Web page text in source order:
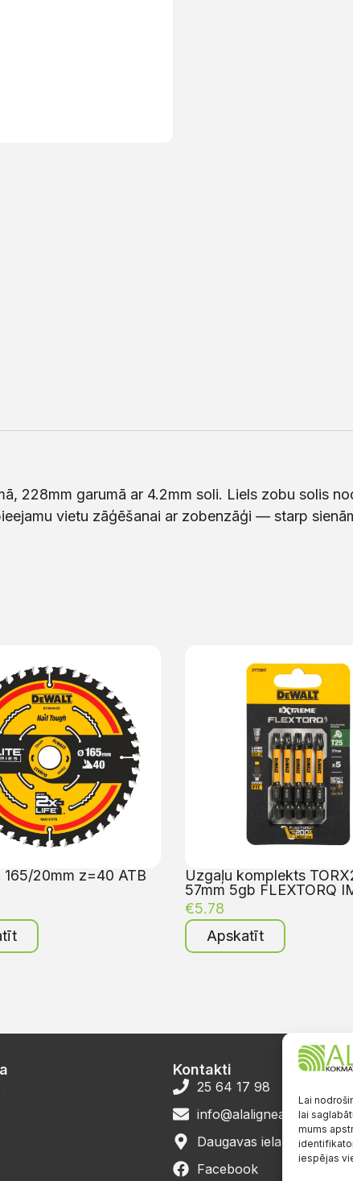
Lai
lai
mums
iespējas
228mm garumā ar 4.2mm soli. Liels zobu solis
vietu zāģēšanai ar zobenzāģi — starp
165/20mm z=40 ATB
Uzgaļu komplekts
57mm 5gb FLEXTORQ
€5.78
Apskatīt
Kontakti
25 64 17 98
info@alalignea.lv
Daugavas iela 28,
Facebook